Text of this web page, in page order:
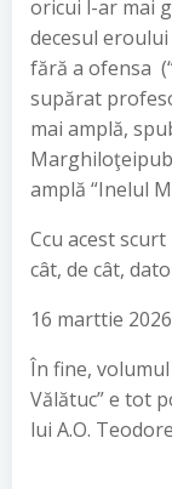
oricui l-ar mai
decesul
fără a ofensa
supărat
mai amplă,
amplă “Inelul
Ccu acest
cât, de cât,
16 marttie
În fine,
Vălătuc” e tot
lui A.O.